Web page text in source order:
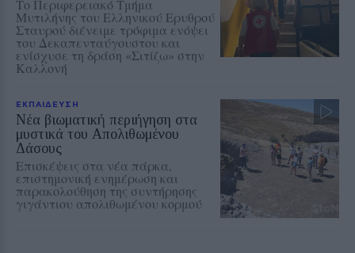
Το Περιφερειακό Τμήμα
Μυτιλήνης του Ελληνικού Ερυθρού
Σταυρού διένειμε τρόφιμα ενόψει
του Δεκαπενταύγουστου και
ενίσχυσε τη δράση «Σιτίζω» στην
Καλλονή
ΕΚΠΑΙΔΕΥΣΗ
Νέα βιωματική περιήγηση στα
μυστικά του Απολιθωμένου
Δάσους
Επισκέψεις στα νέα πάρκα,
επιστημονική ενημέρωση και
παρακολούθηση της συντήρησης
γιγάντιου απολιθωμένου κορμού